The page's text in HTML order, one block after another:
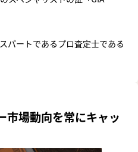
パートであるプロ査定士である
市場動向を常にキャッ